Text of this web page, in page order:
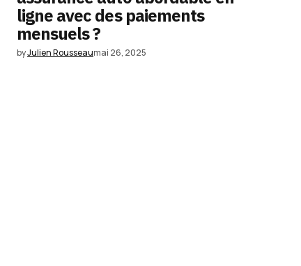
ligne avec des paiements
mensuels ?
byJulien Rousseaumai 26, 2025